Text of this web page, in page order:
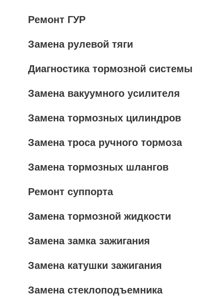
Ремонт ГУР
Замена рулевой тяги
Диагностика тормозной системы
Замена вакуумного усилителя
Замена тормозных цилиндров
Замена троса ручного тормоза
Замена тормозных шлангов
Ремонт суппорта
Замена тормозной жидкости
Замена замка зажигания
Замена катушки зажигания
Замена стеклоподъемника